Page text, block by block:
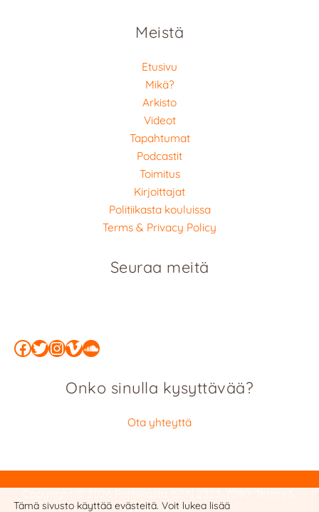
Meistä
Etusivu
Mikä?
Arkisto
Videot
Tapahtumat
Podcastit
Toimitus
Kirjoittajat
Politiikasta kouluissa
Terms & Privacy Policy
Seuraa meitä
Facebook
Twitter
Instagram
Vimeo
SoundCloud
Onko sinulla kysyttävää?
Ota yhteyttä
Tämä sivusto käyttää evästeitä. Voit lukea lisää